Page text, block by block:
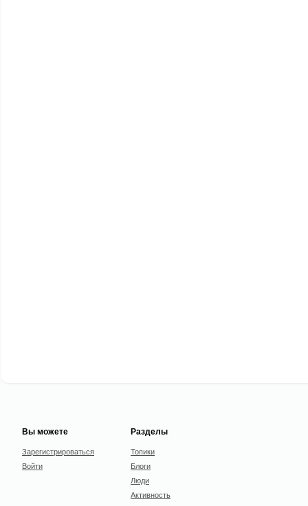
Вы можете
Зарегистрироваться
Войти
Разделы
Топики
Блоги
Люди
Активность